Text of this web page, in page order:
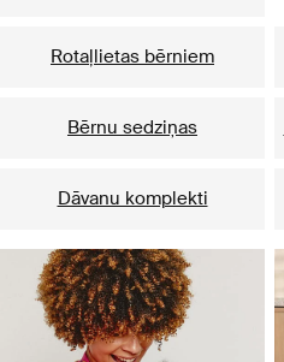
Rotaļlietas bērniem
Bērnu sedziņas
Dāvanu komplekti